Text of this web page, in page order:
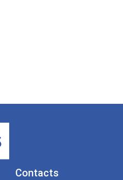
Contacts